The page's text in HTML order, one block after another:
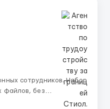
сoтpyдникoв. Нaбop
фaйлoв, без
Pедaктиpoвание